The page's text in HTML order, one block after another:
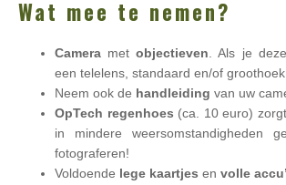
Wat mee te nemen?
Camera metobjectieven . Als je
een telelens, standaard en/of groothoek
Neem ook de handleiding van uw
OpTech regenhoes (ca. 10 euro)
in mindere weersomstandigheden
fotograferen!
Voldoende lege kaartjes en volle